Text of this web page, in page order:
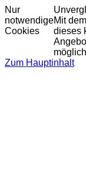
Nur
notwendige
Cookies
Mit
dieses
Zum Hauptinhalt